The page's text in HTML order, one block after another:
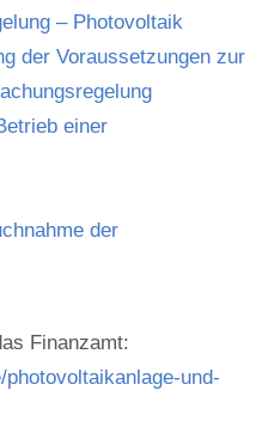
– Photovoltaik
der Voraussetzungen zur
einer
der
Finanzamt:
und-